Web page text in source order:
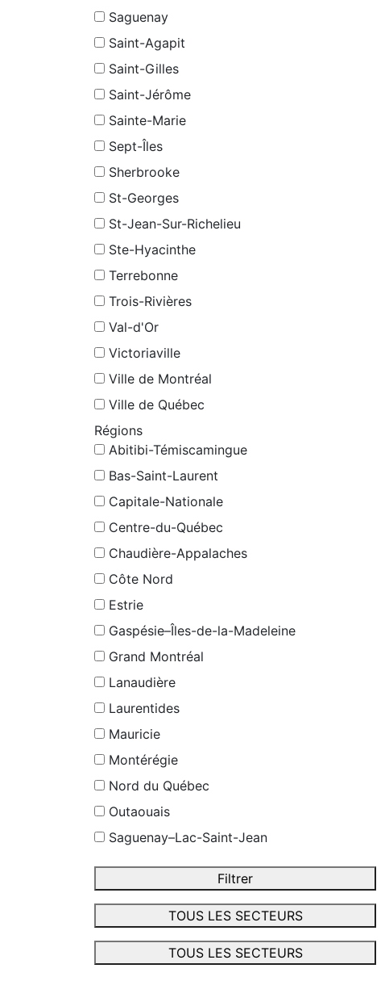
Saguenay
Saint-Agapit
Saint-Gilles
Saint-Jérôme
Sainte-Marie
Sept-Îles
Sherbrooke
St-Georges
St-Jean-Sur-Richelieu
Ste-Hyacinthe
Terrebonne
Trois-Rivières
Val-d'Or
Victoriaville
Ville de Montréal
Ville de Québec
Régions
Abitibi-Témiscamingue
Bas-Saint-Laurent
Capitale-Nationale
Centre-du-Québec
Chaudière-Appalaches
Côte Nord
Estrie
Gaspésie–Îles-de-la-Madeleine
Grand Montréal
Lanaudière
Laurentides
Mauricie
Montérégie
Nord du Québec
Outaouais
Saguenay–Lac-Saint-Jean
Filtrer
TOUS LES SECTEURS
TOUS LES SECTEURS